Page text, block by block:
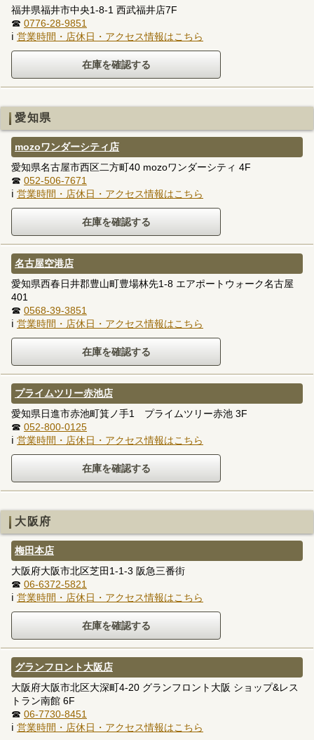
福井県福井市中央1-8-1 西武福井店7F
☎ 0776-28-9851
ℹ 営業時間・店休日・アクセス情報はこちら
愛知県
mozoワンダーシティ店
愛知県名古屋市西区二方町40 mozoワンダーシティ 4F
☎ 052-506-7671
ℹ 営業時間・店休日・アクセス情報はこちら
名古屋空港店
愛知県西春日井郡豊山町豊場林先1-8 エアポートウォーク名古屋
401
☎ 0568-39-3851
ℹ 営業時間・店休日・アクセス情報はこちら
プライムツリー赤池店
愛知県日進市赤池町箕ノ手1 プライムツリー赤池 3F
☎ 052-800-0125
ℹ 営業時間・店休日・アクセス情報はこちら
大阪府
梅田本店
大阪府大阪市北区芝田1-1-3 阪急三番街
☎ 06-6372-5821
ℹ 営業時間・店休日・アクセス情報はこちら
グランフロント大阪店
大阪府大阪市北区大深町4-20 グランフロント大阪 ショップ&レス
トラン南館 6F
☎ 06-7730-8451
ℹ 営業時間・店休日・アクセス情報はこちら